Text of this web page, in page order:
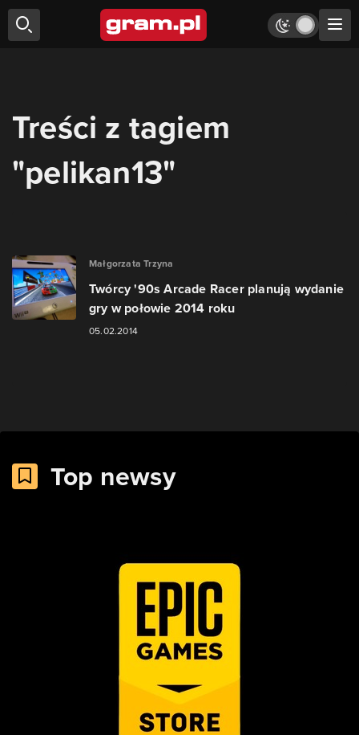
Treści z tagiem
"pelikan13"
Małgorzata Trzyna
Twórcy '90s Arcade Racer planują wydanie
gry w połowie 2014 roku
05.02.2014
Top newsy